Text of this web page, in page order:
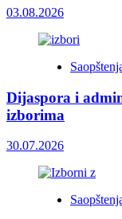
03.08.2026
Dijaspora i
izborima
30.07.2026